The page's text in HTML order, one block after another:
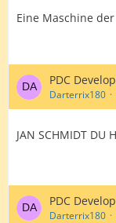
Eine Maschine
PDC
Darterrix180
JAN SCHMIDT DU
PDC
Darterrix180